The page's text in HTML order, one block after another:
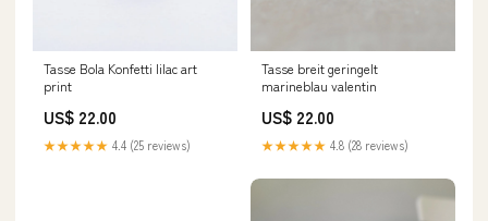
Tasse Bola Konfetti lilac art
print
US$ 22.00
★★★★★ 4.4 (25 reviews)
Tasse breit geringelt
marineblau valentin
US$ 22.00
★★★★★ 4.8 (28 reviews)